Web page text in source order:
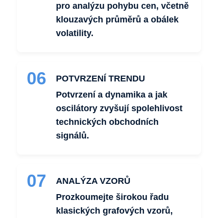
pro analýzu pohybu cen, včetně
klouzavých průměrů a obálek
volatility.
06
POTVRZENÍ TRENDU
Potvrzení a dynamika a jak
oscilátory zvyšují spolehlivost
technických obchodních
signálů.
07
ANALÝZA VZORŮ
Prozkoumejte širokou řadu
klasických grafových vzorů,